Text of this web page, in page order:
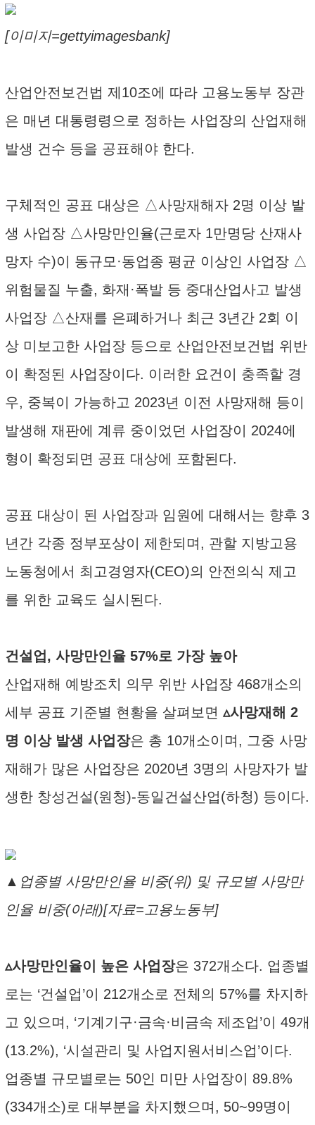
[이미지=gettyimagesbank]
산업안전보건법 제10조에 따라 고용노동부 장관
은 매년 대통령령으로 정하는 사업장의 산업재해
발생 건수 등을 공표해야 한다.
구체적인 공표 대상은 △사망재해자 2명 이상 발
생 사업장 △사망만인율(근로자 1만명당 산재사
망자 수)이 동규모·동업종 평균 이상인 사업장 △
위험물질 누출, 화재·폭발 등 중대산업사고 발생
사업장 △산재를 은폐하거나 최근 3년간 2회 이
상 미보고한 사업장 등으로 산업안전보건법 위반
이 확정된 사업장이다. 이러한 요건이 충족할 경
우, 중복이 가능하고 2023년 이전 사망재해 등이
발생해 재판에 계류 중이었던 사업장이 2024에
형이 확정되면 공표 대상에 포함된다.
공표 대상이 된 사업장과 임원에 대해서는 향후 3
년간 각종 정부포상이 제한되며, 관할 지방고용
노동청에서 최고경영자(CEO)의 안전의식 제고
를 위한 교육도 실시된다.
건설업, 사망만인율 57%로 가장 높아
산업재해 예방조치 의무 위반 사업장 468개소의
세부 공표 기준별 현황을 살펴보면 ▵사망재해 2
명 이상 발생 사업장은 총 10개소이며, 그중 사망
재해가 많은 사업장은 2020년 3명의 사망자가 발
생한 창성건설(원청)-동일건설산업(하청) 등이다.
▲업종별 사망만인율 비중(위) 및 규모별 사망만
인율 비중(아래)[자료=고용노동부]
▵사망만인율이 높은 사업장은 372개소다. 업종별
로는 ‘건설업’이 212개소로 전체의 57%를 차지하
고 있으며, ‘기계기구·금속·비금속 제조업’이 49개
(13.2%), ‘시설관리 및 사업지원서비스업’이다.
업종별 규모별로는 50인 미만 사업장이 89.8%
(334개소)로 대부분을 차지했으며, 50~99명이